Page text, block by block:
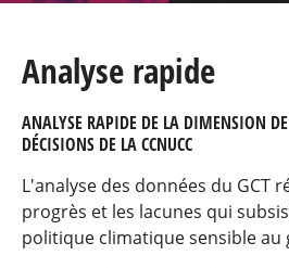
Analyse rapide
ANALYSE RAPIDE DE LA DIMENSION
DÉCISIONS DE LA CCNUCC
L'analyse des données du GCT
progrès et les lacunes qui
politique climatique sensible au